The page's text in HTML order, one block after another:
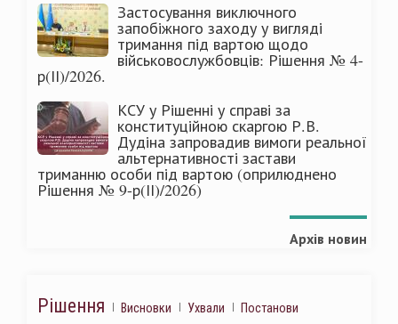
Застосування виключного
запобіжного заходу у вигляді
тримання під вартою щодо
військовослужбовців: Рішення № 4-
р(ІІ)/2026.
КСУ у Рішенні у справі за
конституційною скаргою Р.В.
Дудіна запровадив вимоги реальної
альтернативності застави
триманню особи під вартою (оприлюднено
Рішення № 9-р(ІІ)/2026)
Архів новин
Рішення Висновки Ухвали Постанови